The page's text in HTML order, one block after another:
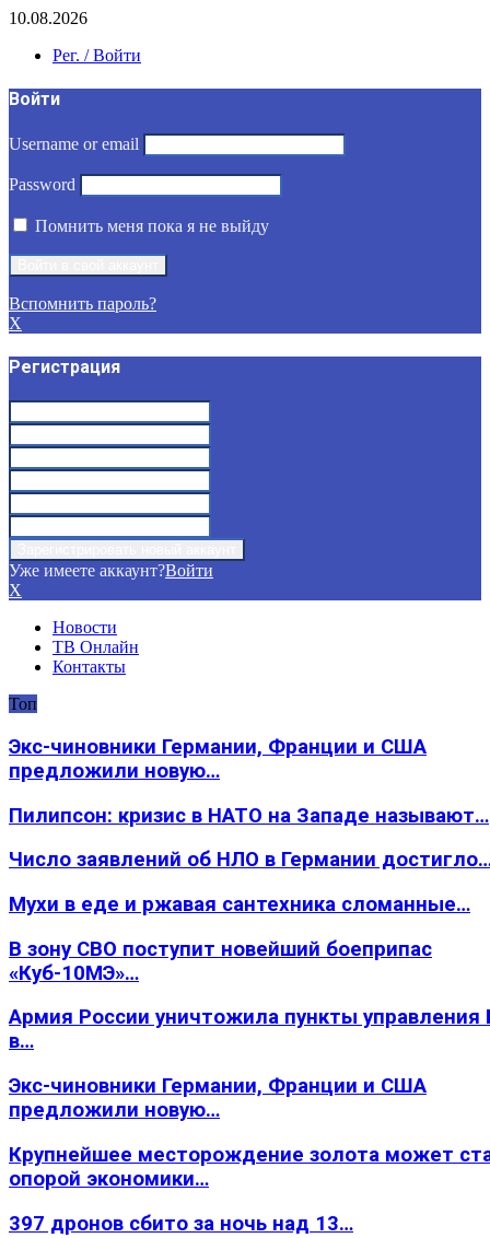
10.08.2026
Рег. / Войти
Войти
Username or email
Password
Помнить меня пока я не выйду
Вспомнить пароль?
X
Регистрация
Уже имеете аккаунт?Войти
X
Новости
ТВ Онлайн
Контакты
Топ
Экс-чиновники Германии, Франции и США
предложили новую…
Пилипсон: кризис в НАТО на Западе называют…
Число заявлений об НЛО в Германии
Мухи в еде и ржавая сантехника сломанные…
В зону СВО поступит новейший боеприпас
«Куб-10МЭ»…
Армия России уничтожила пункты
в…
Экс-чиновники Германии, Франции и США
предложили новую…
Крупнейшее месторождение золота может
опорой экономики…
397 дронов сбито за ночь над 13…